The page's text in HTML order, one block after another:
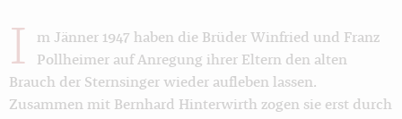
I
m Jänner 1947 haben die Brüder Winfried und Franz
Pollheimer auf Anregung ihrer Eltern den alten
Brauch der Sternsinger wieder aufleben lassen.
Zusammen mit Bernhard Hinterwirth zogen sie erst durch